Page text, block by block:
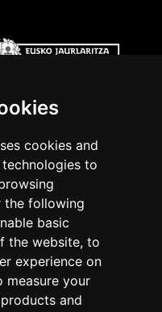
cookies and
to
the following
basic
the website, to
experience on
measure your
and
Bilbo